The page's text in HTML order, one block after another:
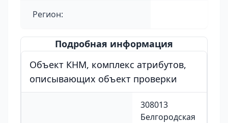
Регион:
Подробная информация
Объект КНМ, комплекс атрибутов,
описывающих объект проверки
308013
Белгородская